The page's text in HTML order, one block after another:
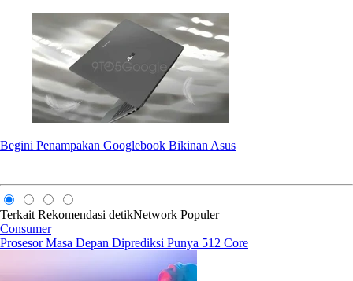
Begini Penampakan Googlebook Bikinan Asus
Terkait Rekomendasi detikNetwork Populer
Consumer
Prosesor Masa Depan Diprediksi Punya 512 Core